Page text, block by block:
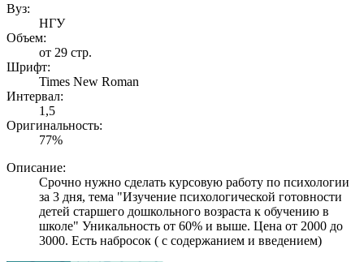
Вуз:
НГУ
Объем:
от 29 стр.
Шрифт:
Times New Roman
Интервал:
1,5
Оригинальность:
77%
Описание:
Срочно нужно сделать курсовую работу по психологии
за 3 дня, тема "Изучение психологической готовности
детей старшего дошкольного возраста к обучению в
школе" Уникальность от 60% и выше. Цена от 2000 до
3000. Есть набросок ( с содержанием и введением)